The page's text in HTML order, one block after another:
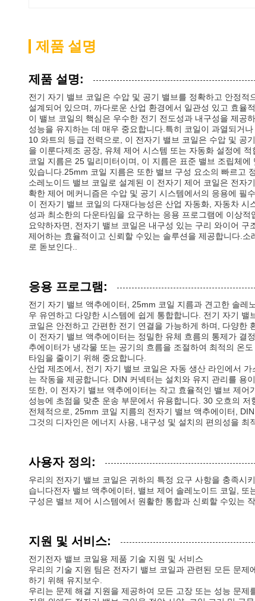
제품 설명
제품 설명:
전기 자기 밸브 코일은 수압 및 공기 밸브를 정확하고 안정
설계되어 있으며, 까다로운 산업 환경에서 일관성 있고 효율
이 밸브 코일의 핵심은 우수한 전기 전도성과 내구성을 제공
성능을 유지하는 데 매우 중요합니다.특히 코일이 과열되거
10 와트의 등급 전력으로, 이 전자기 밸브 코일은 수압 및 공
을 이룬다제조 공장, 유체 제어 시스템 또는 자동화 설정에
코일 지름은 25 밀리미터이며, 이 지름은 표준 밸브 조립체
있습니다.25mm 코일 지름은 또한 밸브 구성 요소의 빠르고
소레노이드 밸브 코일로 설계된 이 전자기 제어 코일은 전자
확한 제어 메커니즘은 수압 및 공기 시스템에서의 응용에 필
이 전자기 밸브 코일의 다재다능성은 산업 자동화, 자동차
성과 최소한의 다운타임을 요구하는 응용 프로그램에 이상
요약하자면, 전자기 밸브 코일은 내구성 있는 구리 와이어
제어하는 효율적이고 신뢰할 수있는 솔루션을 제공합니다.
로 돋보인다..
응용 프로그램:
전기 자기 밸브 액추에이터, 25mm 코일 지름과 견고한 솔
우 유연하고 다양한 시스템에 쉽게 통합합니다. 전기 자기
코일은 안전하고 간편한 전기 연결을 가능하게 하며, 다양한
이 전자기 밸브 액추에이터는 정밀한 유체 흐름의 통제가 결
추에이터가 냉각물 또는 공기의 흐름을 조절하여 최적의 온
타임을 줄이기 위해 중요합니다.
산업 제조에서, 전기 자기 밸브 코일은 자동 생산 라인에서
는 작동을 제공합니다. DIN 커넥터는 설치와 유지 관리를 용
또한, 이 전자기 밸브 액추에이터는 작고 효율적인 밸브 제
성능에 초점을 맞춘 운송 부문에서 유용합니다. 30 오흐의
전체적으로, 25mm 코일 지름의 전자기 밸브 액추에이터,
그것의 디자인은 에너지 사용, 내구성 및 설치의 편의성을
사용자 정의:
우리의 전자기 밸브 코일은 귀하의 특정 요구 사항을 충족시
습니다전자 밸브 액추에이터, 밸브 제어 솔레노이드 코일,
구성은 밸브 제어 시스템에서 원활한 통합과 신뢰할 수있는
지원 및 서비스:
전기전자 밸브 코일용 제품 기술 지원 및 서비스
우리의 기술 지원 팀은 전자기 밸브 코일과 관련된 모든 문
하기 위해 유지보수.
우리는 문제 해결 지원을 제공하여 모든 고장 또는 성능 문